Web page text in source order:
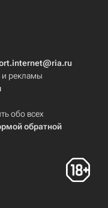
и рекламы
обо всех
обратной